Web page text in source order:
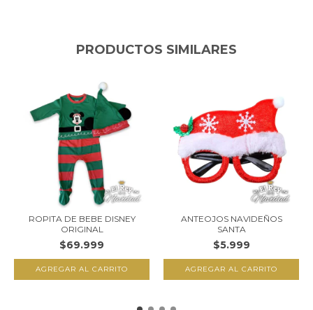
PRODUCTOS SIMILARES
ROPITA DE BEBE DISNEY
ORIGINAL
$69.999
AGREGAR AL CARRITO
ANTEOJOS NAVIDEÑOS
SANTA
$5.999